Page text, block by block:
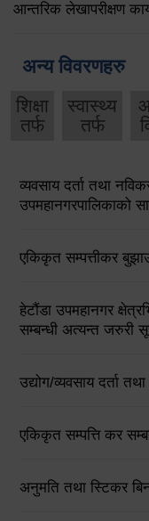
आन्तरिक लेखापरीक्षण
अन्य विवरणहरु
शिक्षा
तर्फ
स्वास्थ्य
तर्फ
व्यवसाय दर्ता तथा
उपमहानगरपालिकाको
एकिकृत सम्पत्तीकर
हेटौंडा उपमहानगर
सम्बन्धी अत्यन्त जरुरी
उद्योग/व्यवसाय दर्ता
एकिकृत सम्पत्ति कर
अनुमति तथा स्टिकर